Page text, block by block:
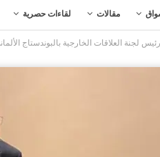
مقالات لقاءات حصرية
لجنة العلاقات الخارجية بالبوندستاج